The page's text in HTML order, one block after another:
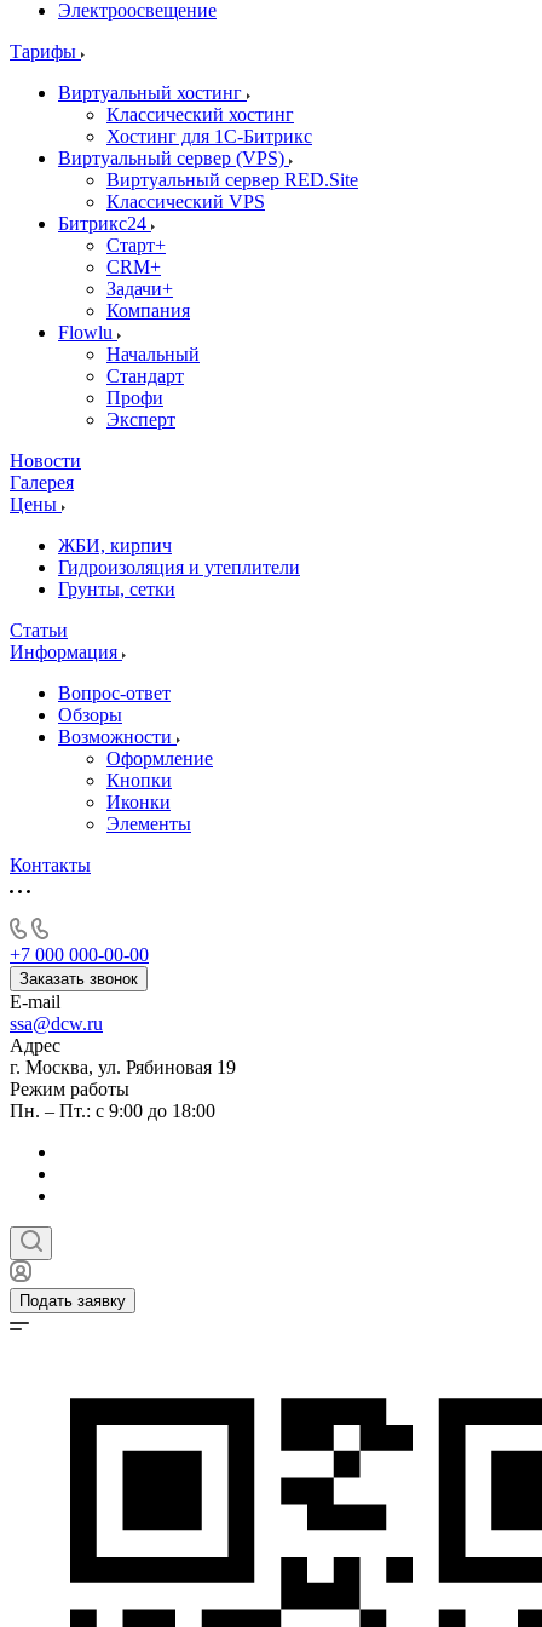
Электроосвещение
Тарифы
Виртуальный хостинг
Классический хостинг
Хостинг для 1С-Битрикс
Виртуальный сервер (VPS)
Виртуальный сервер RED.Site
Классический VPS
Битрикс24
Старт+
CRM+
Задачи+
Компания
Flowlu
Начальный
Стандарт
Профи
Эксперт
Новости
Галерея
Цены
ЖБИ, кирпич
Гидроизоляция и утеплители
Грунты, сетки
Статьи
Информация
Вопрос-ответ
Обзоры
Возможности
Оформление
Кнопки
Иконки
Элементы
Контакты
+7 000 000-00-00
Заказать звонок
E-mail
ssa@dcw.ru
Адрес
г. Москва, ул. Рябиновая 19
Режим работы
Пн. – Пт.: с 9:00 до 18:00
Подать заявку